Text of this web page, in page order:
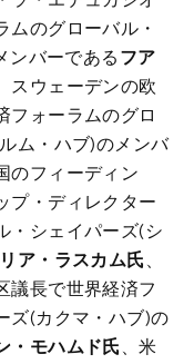
ムのグローバル・
ンバーである フア
スウェーデンの欧
フォーラムのグロ
ム・ハブ)のメンバ
のフィーディン
プ・ディレクター
・シェイパーズ(シ
ア・ラスカム氏 、
議長で世界経済フ
ズ(カクマ・ハブ)の
・モハムド氏 、米